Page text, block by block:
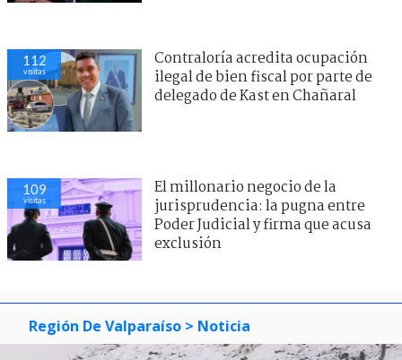
112
visitas
Contraloría acredita ocupación
ilegal de bien fiscal por parte de
delegado de Kast en Chañaral
109
visitas
El millonario negocio de la
jurisprudencia: la pugna entre
Poder Judicial y firma que acusa
exclusión
Región De Valparaíso > Noticia